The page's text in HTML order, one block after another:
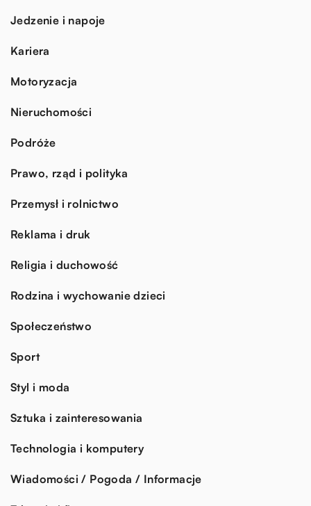
Jedzenie i napoje
Kariera
Motoryzacja
Nieruchomości
Podróże
Prawo, rząd i polityka
Przemysł i rolnictwo
Reklama i druk
Religia i duchowość
Rodzina i wychowanie dzieci
Społeczeństwo
Sport
Styl i moda
Sztuka i zainteresowania
Technologia i komputery
Wiadomości / Pogoda / Informacje